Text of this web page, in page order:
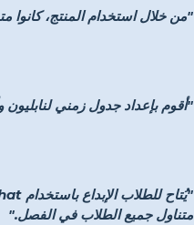
"من خلال استخدام المنتج، كانوا
"أقوم بإعداد جدول زمني لنابليون
متناول جميع الطلاب في الفصل."